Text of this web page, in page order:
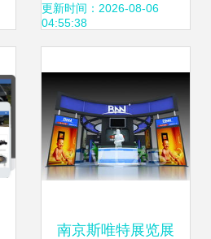
力企业数字化转型
更新时间：2026-08-06
04:55:38
南京斯唯特展览展